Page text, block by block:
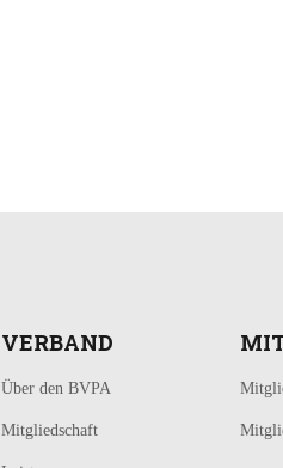
VERBAND
Über den BVPA
Mitgliedschaft